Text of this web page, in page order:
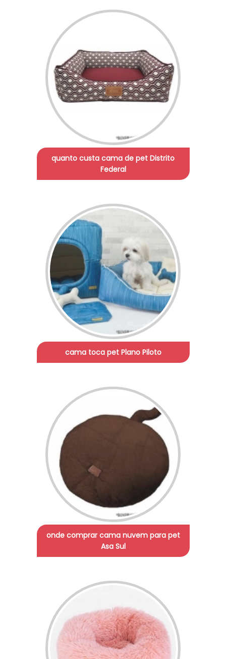
quanto custa cama de pet Distrito
Federal
cama toca pet Plano Piloto
onde comprar cama nuvem para pet
Asa Sul